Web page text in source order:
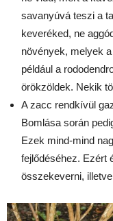
savanyúvá teszi a
keveréked, ne
növények, melyek
például a
örökzöldek. Nekik
A zacc rendkívül
Bomlása során
Ezek mind-mind
fejlődéséhez. Ezért
összekeverni,